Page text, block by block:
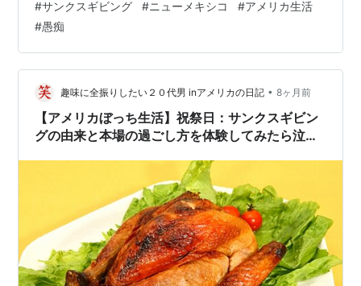
て引きこもりの大型犬と まだ若くて躾もあまりなってい
ない中型犬と 後から来た中型犬に嫉妬して吠えまくる小
型犬 という犬3匹を飼っており、 犬も滞在できるホテル
探すからと言っていたものの、 「結局、費用が高すぎて
無理。 ケージにほとんど入れておくから連れて行っちゃ
だめ？」 と言ってきた…
#サンクスギビング #ニューメキシコ #アメリカ生活
#愚痴
趣味に全振りしたい２０代男 inアメリカの日記 • 8ヶ月前
【アメリカぼっち生活】祝祭日：サンクスギビン
グの由来と本場の過ごし方を体験してみたら泣い